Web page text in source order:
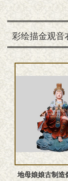
彩绘描金观音
地母娘娘古制造